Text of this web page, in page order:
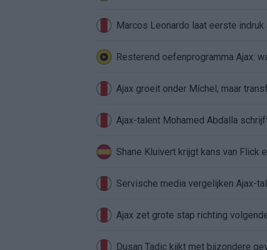
Marcos Leonardo laat eerste
Resterend oefenprogramma Ajax:
Ajax groeit onder Míchel, maar
Ajax-talent Mohamed Abdalla
Shane Kluivert krijgt kans van Flick
Servische media vergelijken Ajax-
Ajax zet grote stap richting
Dusan Tadic kijkt met bijzondere